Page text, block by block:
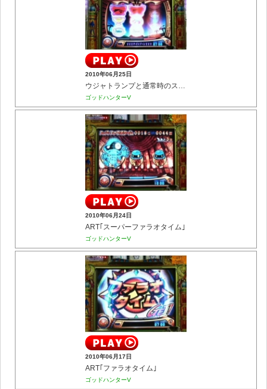
2010年06月25日
ウジャトランプと通常時のステージ
ゴッドハンターV
2010年06月24日
ART｢スーパーファラオタイム｣
ゴッドハンターV
2010年06月17日
ART｢ファラオタイム｣
ゴッドハンターV